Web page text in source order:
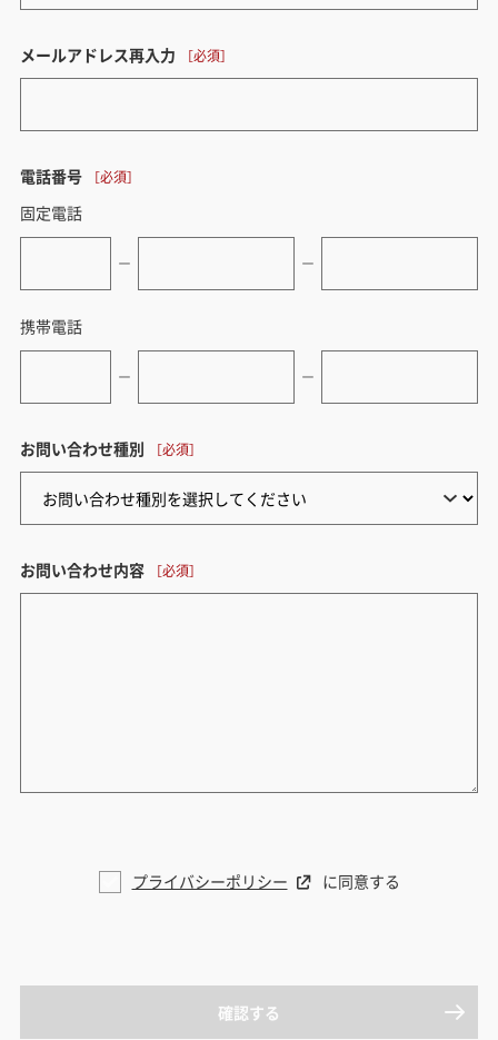
メールアドレス再入力
電話番号
固定電話
ー ー
携帯電話
ー ー
お問い合わせ種別
お問い合わせ内容
プライバシーポリシー に同意する
確認する